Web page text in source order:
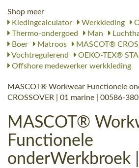
Shop meer
Kledingcalculator
Werkkleding
Thermo-ondergoed
Man
Boer
Matroos MASCOT®
Vochtregulerend
OEKO-TEX®
Offshore medewerker werkkleding
MASCOT® Workwear Functionele
CROSSOVER | 01 marine | 00586-
MASCOT®
Functionele
onderWerkbroek |